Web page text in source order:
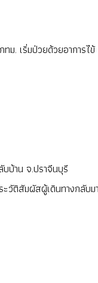
. เริ่มป่วยด้วยอาการ
บ้าน จ.ปราจีนบุรี
มผัสผู้เดินทางกลับมา